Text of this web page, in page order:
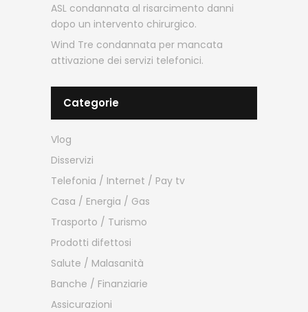
ASL condannata al risarcimento danni
dopo un intervento chirurgico.
Wind Tre condannata per mancata
attivazione dei servizi telefonici.
Categorie
Vlog
Disservizi
Telefonia / Internet / Pay tv
Casa / Energia / Gas
Trasporto / Turismo
Prodotti difettosi
Salute / Malasanità
Banche / Finanziarie
Assicurazioni